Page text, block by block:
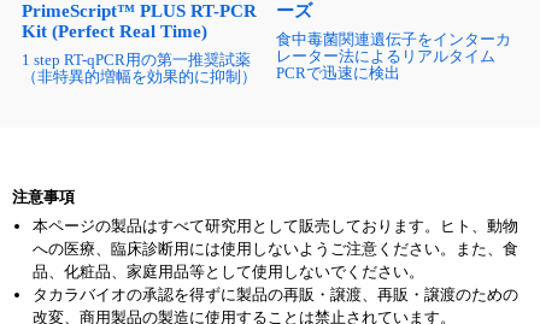
PrimeScript™ PLUS RT-PCR
Kit (Perfect Real Time)
1 step RT-qPCR用の第一推奨試薬
（非特異的増幅を効果的に抑制）
ーズ
食中毒菌関連遺伝子をインターカ
レーター法によるリアルタイム
PCRで迅速に検出
注意事項
本ページの製品はすべて研究用として販売しております。ヒト、動物
への医療、臨床診断用には使用しないようご注意ください。また、食
品、化粧品、家庭用品等として使用しないでください。
タカラバイオの承認を得ずに製品の再販・譲渡、再販・譲渡のための
改変、商用製品の製造に使用することは禁止されています。